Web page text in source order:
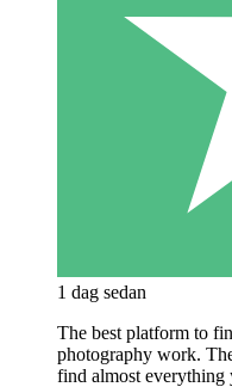
1 dag sedan
The best platform to
photography work.
find almost everything